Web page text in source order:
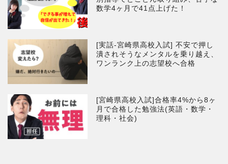
数学4ヶ月で41点上げた！
[実話-宮崎県高校入試] 不安で押し
潰されそうなメンタルを乗り越え、
ワンランク上の志望校へ合格
[宮崎県高校入試]合格率4%から8ヶ
月で合格した勉強法(英語・数学・
理科・社会)